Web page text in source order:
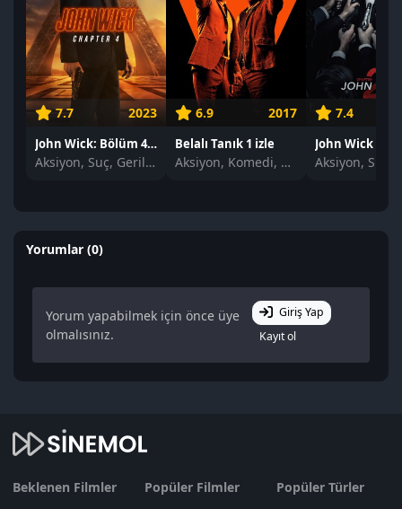
7.7 2023
John Wick: Bölüm 4 izle
Aksiyon, Suç, Gerilim
6.9 2017
Belalı Tanık 1 izle
Aksiyon, Komedi, Suç
7.4
John Wick 2
Yorumlar (0)
Yorum yapabilmek için önce üye
olmalısınız.
Giriş Yap
Kayıt ol
Beklenen Filmler
Popüler Filmler
Popüler Türler